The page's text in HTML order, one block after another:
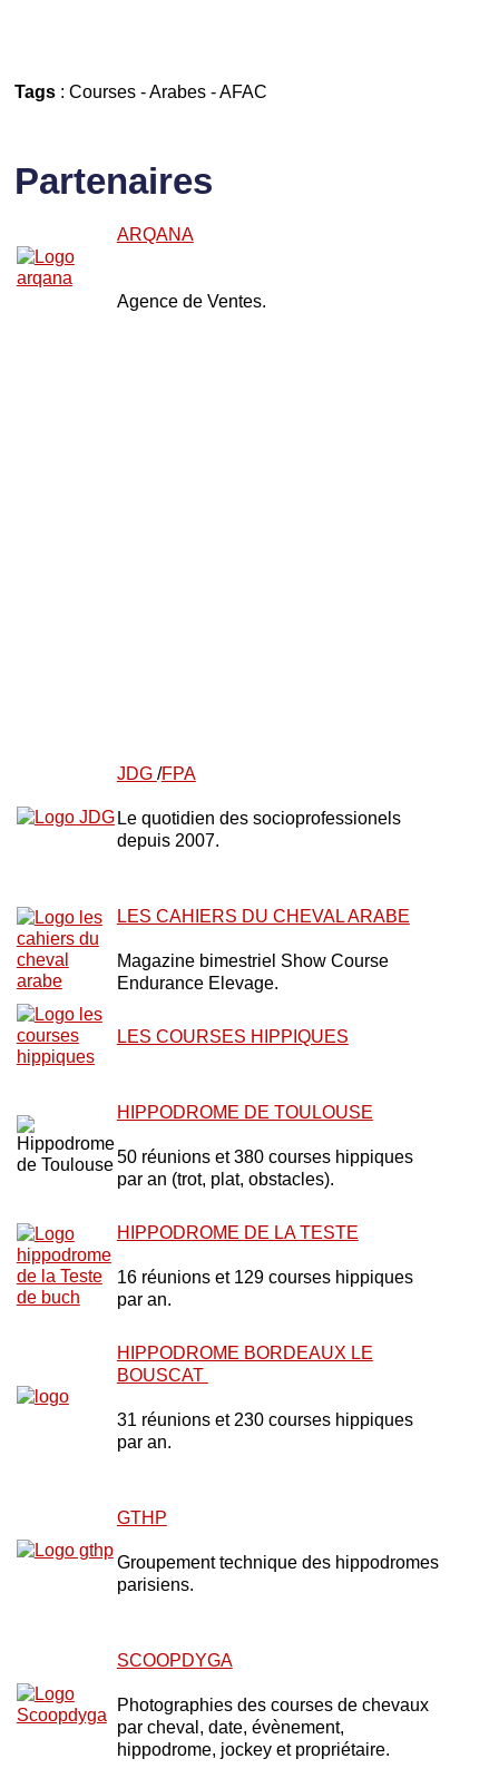
Tags: Courses-Arabes-AFAC
Partenaires
ARQANA
Agence de Ventes.
JDG /FPA
Le quotidien des socioprofessionels
depuis 2007.
LES CAHIERS DU CHEVAL ARABE
Magazine bimestriel Show Course
Endurance Elevage.
LES COURSES HIPPIQUES
HIPPODROME DE TOULOUSE
50 réunions et 380 courses hippiques
par an (trot, plat, obstacles).
HIPPODROME DE LA TESTE
16 réunions et 129 courses hippiques
par an.
HIPPODROME BORDEAUX LE
BOUSCAT
31 réunions et 230 courses hippiques
par an.
GTHP
Groupement technique des hippodromes
parisiens.
SCOOPDYGA
Photographies des courses de chevaux
par cheval, date, évènement,
hippodrome, jockey et propriétaire.